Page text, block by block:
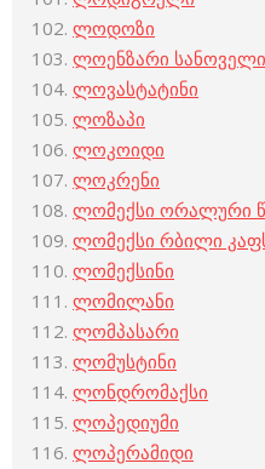
ლოდოზი
ლოენზარი სანოველი
ლოვასტატინი
ლოზაპი
ლოკოიდი
ლოკრენი
ლომექსი ორალური
ლომექსი რბილი
ლომექსინი
ლომილანი
ლომპასარი
ლომუსტინი
ლონდრომაქსი
ლოპედიუმი
ლოპერამიდი